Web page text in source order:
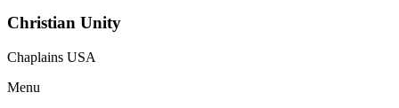
Christian Unity
Chaplains USA
Menu